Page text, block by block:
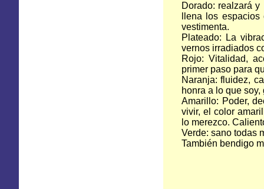
Dorado: realzará
llena los
vestimenta.
Plateado: La
vernos irradiados
Rojo: Vitalidad,
primer paso para
Naranja: fluidez,
honra a lo que
Amarillo: Poder,
vivir, el color
lo merezco.
Verde: sano todas
También bendigo